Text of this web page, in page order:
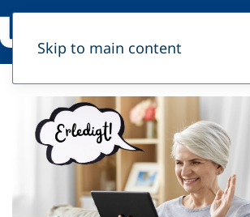
Skip to main content